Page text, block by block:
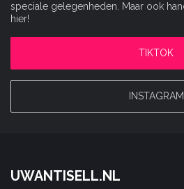
speciale gelegenheden. Maar ook
hier!
TIKTOK
INSTAGRAM
UWANTISELL.NL